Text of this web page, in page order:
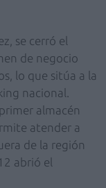
se cerró el
de negocio
lo que sitúa a la
nacional.
almacén
atender a
de la región
abrió el